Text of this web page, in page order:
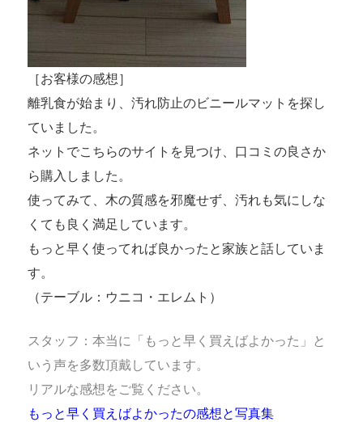
［お客様の感想］
離乳食が始まり、汚れ防止のビニールマットを探し
ていました。
ネットでこちらのサイトを見つけ、口コミの良さか
ら購入しました。
使ってみて、木の質感を邪魔せず、汚れも気にしな
くても良く満足しています。
もっと早く使ってれば良かったと家族と話していま
す。
（テーブル：ウニコ・エレムト）
スタッフ：本当に「もっと早く買えばよかった」と
いう声を多数頂戴しています。
リアルな感想をご覧ください。
もっと早く買えばよかったの感想と写真集